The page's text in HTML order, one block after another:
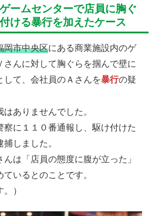
ームセンターで店員に胸ぐ
ける暴行を加えたケース
岡市中央区にある商業施設内のゲ
んに対して胸ぐらを掴んで壁に
て、会社員のＡさんを暴行の疑
ありませんでした。
に１１０番通報し、駆け付けた
しました。
は「店員の態度に腹が立った」
いるとのことです。
）